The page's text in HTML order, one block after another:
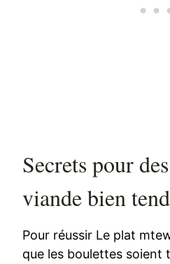
Secrets pour
viande bien
Pour réussir Le plat
que les boulettes soient